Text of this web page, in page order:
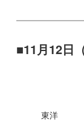
11月12日
東洋